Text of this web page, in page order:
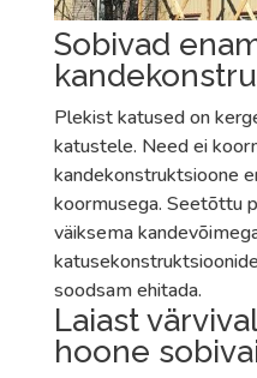
Sobivad
Plekist katused on
katustele. Need ei
kandekonstruktsioone
koormusega. Seetõttu
väiksema
soodsam ehitada.
Laiast
hoone